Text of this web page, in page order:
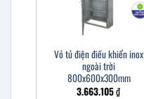
Vỏ tủ điện điều khiển inox
ngoài trời
800x600x300mm
3.663.105₫